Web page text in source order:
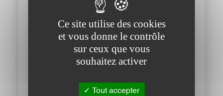
réservations et modifications de réservations
sont ouvertes sur une période définie selon les
modalités ci-dessous :
Le lundi à partir de 20 h pour les familles de
Ce site utilise des cookies
et vous donne le contrôle
sur ceux que vous
souhaitez activer
Tout accepter